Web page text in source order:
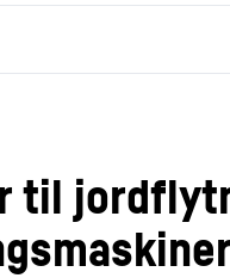
til